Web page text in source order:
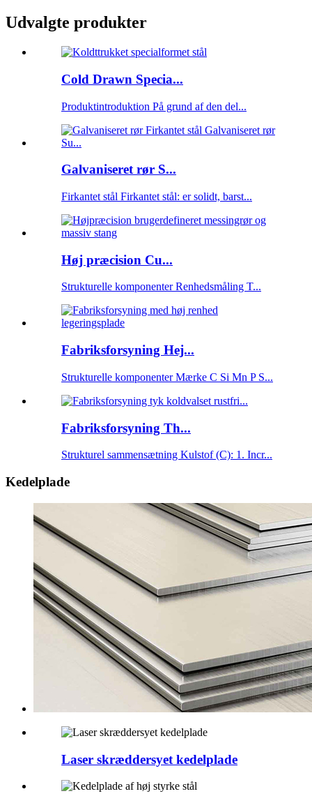
Udvalgte produkter
Cold Drawn Specia...
Produktintroduktion På grund af den del...
Galvaniseret rør S...
Firkantet stål Firkantet stål: er solidt, barst...
Høj præcision Cu...
Strukturelle komponenter Renhedsmåling T...
Fabriksforsyning Hej...
Strukturelle komponenter Mærke C Si Mn P S...
Fabriksforsyning Th...
Strukturel sammensætning Kulstof (C): 1. Incr...
Kedelplade
Laser skræddersyet kedelplade